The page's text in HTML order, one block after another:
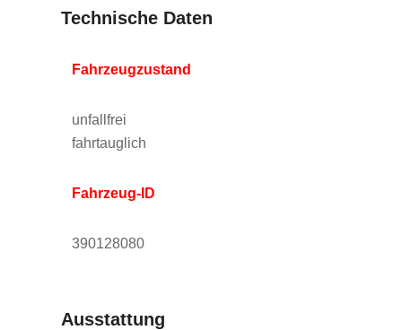
Technische Daten
Fahrzeugzustand
unfallfrei
fahrtauglich
Fahrzeug-ID
390128080
Ausstattung